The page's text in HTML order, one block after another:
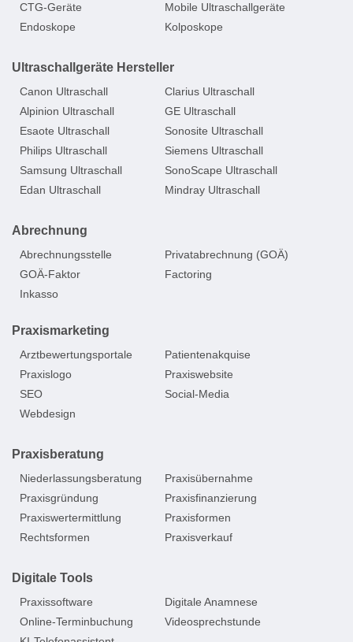
CTG-Geräte
Mobile Ultraschallgeräte
Endoskope
Kolposkope
Ultraschallgeräte Hersteller
Canon Ultraschall
Clarius Ultraschall
Alpinion Ultraschall
GE Ultraschall
Esaote Ultraschall
Sonosite Ultraschall
Philips Ultraschall
Siemens Ultraschall
Samsung Ultraschall
SonoScape Ultraschall
Edan Ultraschall
Mindray Ultraschall
Abrechnung
Abrechnungsstelle
Privatabrechnung (GOÄ)
GOÄ-Faktor
Factoring
Inkasso
Praxismarketing
Arztbewertungsportale
Patientenakquise
Praxislogo
Praxiswebsite
SEO
Social-Media
Webdesign
Praxisberatung
Niederlassungsberatung
Praxisübernahme
Praxisgründung
Praxisfinanzierung
Praxiswertermittlung
Praxisformen
Rechtsformen
Praxisverkauf
Digitale Tools
Praxissoftware
Digitale Anamnese
Online-Terminbuchung
Videosprechstunde